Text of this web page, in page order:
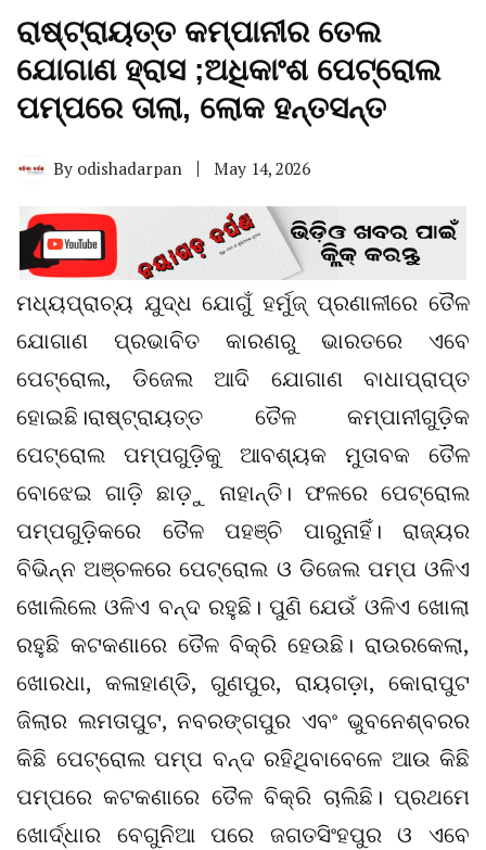
ରାଷ୍ଟ୍ରାୟତ୍ତ କମ୍ପାନୀର ତେଲ
ଯୋଗାଣ ହ୍ରାସ ;ଅଧିକାଂଶ ପେଟ୍ରୋଲ
ପମ୍ପରେ ତାଲା, ଲୋକ ହନ୍ତସନ୍ତ
By odishadarpan May 14, 2026
ମଧ୍ୟପ୍ରାଚ୍ୟ ଯୁଦ୍ଧ ଯୋଗୁଁ ହର୍ମୁଜ୍‌ ପ୍ରଣାଳୀରେ ତୈଳ
ଯୋଗାଣ ପ୍ରଭାବିତ କାରଣରୁ ଭାରତରେ ଏବେ
ପେଟ୍ରୋଲ, ଡିଜେଲ ଆଦି ଯୋଗାଣ ବାଧାପ୍ରାପ୍ତ
ହୋଇଛି।ରାଷ୍ଟ୍ରାୟତ୍ତ ତୈଳ କମ୍ପାନୀଗୁଡ଼ିକ
ପେଟ୍ରୋଲ ପମ୍ପଗୁଡ଼ିକୁ ଆବଶ୍ୟକ ମୁତାବକ ତୈଳ
ବୋଝେଇ ଗାଡ଼ି ଛାଡ଼ୁ ନାହାନ୍ତି। ଫଳରେ ପେଟ୍ରୋଲ
ପମ୍ପଗୁଡ଼ିକରେ ତୈଳ ପହଞ୍ଚି ପାରୁନାହିଁ। ରାଜ୍ୟର
ବିଭିନ୍ନ ଅଞ୍ଚଳରେ ପେଟ୍ରୋଲ ଓ ଡିଜେଲ ପମ୍ପ ଓଳିଏ
ଖୋଲିଲେ ଓଳିଏ ବନ୍ଦ ରହୁଛି। ପୁଣି ଯେଉଁ ଓଳିଏ ଖୋଲା
ରହୁଛି କଟକଣାରେ ତୈଳ ବିକ୍ରି ହେଉଛି। ରାଉରକେଲା,
ଖୋରଧା, କଳାହାଣ୍ଡି, ଗୁଣପୁର, ରାୟଗଡ଼ା, କୋରାପୁଟ
ଜିଲାର ଲମତାପୁଟ, ନବରଙ୍ଗପୁର ଏବଂ ଭୁବନେଶ୍ବରର
କିଛି ପେଟ୍ରୋଲ ପମ୍ପ ବନ୍ଦ ରହିଥିବାବେଳେ ଆଉ କିଛି
ପମ୍ପରେ କଟକଣାରେ ତୈଳ ବିକ୍ରି ଚାଲିଛି। ପ୍ରଥମେ
ଖୋର୍ଦ୍ଧାର ବେଗୁନିଆ ପରେ ଜଗତସିଂହପୁର ଓ ଏବେ